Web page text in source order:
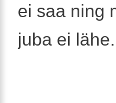
ei saa ning
juba ei lähe.